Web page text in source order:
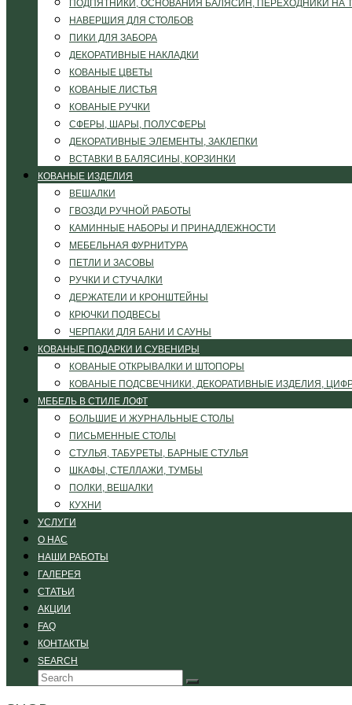
ПОДПЯТНИКИ, ОСНОВАНИЯ БАЛЯСИН, ПЕРЕХОДНИКИ НА
НАВЕРШИЯ ДЛЯ СТОЛБОВ
ПИКИ ДЛЯ ЗАБОРА
ДЕКОРАТИВНЫЕ НАКЛАДКИ
КОВАНЫЕ ЦВЕТЫ
КОВАНЫЕ ЛИСТЬЯ
КОВАНЫЕ РУЧКИ
СФЕРЫ, ШАРЫ, ПОЛУСФЕРЫ
ДЕКОРАТИВНЫЕ ЭЛЕМЕНТЫ, ЗАКЛЕПКИ
ВСТАВКИ В БАЛЯСИНЫ, КОРЗИНКИ
КОВАНЫЕ ИЗДЕЛИЯ
ВЕШАЛКИ
ГВОЗДИ РУЧНОЙ РАБОТЫ
КАМИННЫЕ НАБОРЫ И ПРИНАДЛЕЖНОСТИ
МЕБЕЛЬНАЯ ФУРНИТУРА
ПЕТЛИ И ЗАСОВЫ
РУЧКИ И СТУЧАЛКИ
ДЕРЖАТЕЛИ И КРОНШТЕЙНЫ
КРЮЧКИ ПОДВЕСЫ
ЧЕРПАКИ ДЛЯ БАНИ И САУНЫ
КОВАНЫЕ ПОДАРКИ И СУВЕНИРЫ
КОВАНЫЕ ОТКРЫВАЛКИ И ШТОПОРЫ
КОВАНЫЕ ПОДСВЕЧНИКИ, ДЕКОРАТИВНЫЕ ИЗДЕЛИЯ,
МЕБЕЛЬ В СТИЛЕ ЛОФТ
БОЛЬШИЕ И ЖУРНАЛЬНЫЕ СТОЛЫ
ПИСЬМЕННЫЕ СТОЛЫ
СТУЛЬЯ, ТАБУРЕТЫ, БАРНЫЕ СТУЛЬЯ
ШКАФЫ, СТЕЛЛАЖИ, ТУМБЫ
ПОЛКИ, ВЕШАЛКИ
КУХНИ
УСЛУГИ
О НАС
НАШИ РАБОТЫ
ГАЛЕРЕЯ
СТАТЬИ
АКЦИИ
FAQ
КОНТАКТЫ
SEARCH
Search
Submit